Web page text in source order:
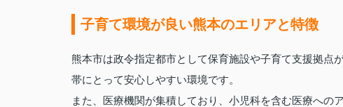
子育て環境が良い熊本のエリアと特徴
熊本市は政令指定都市として保育施設や子育て支援拠点
帯にとって安心しやすい環境です。
また、医療機関が集積しており、小児科を含む医療への